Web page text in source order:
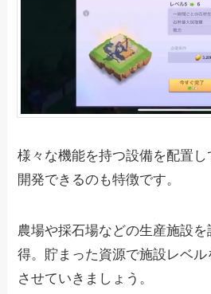
様々な機能を持つ設備を配置
開発できるのも特徴です。
農場や採石場などの生産施設
得。貯まった資源で施設レベ
させていきましょう。